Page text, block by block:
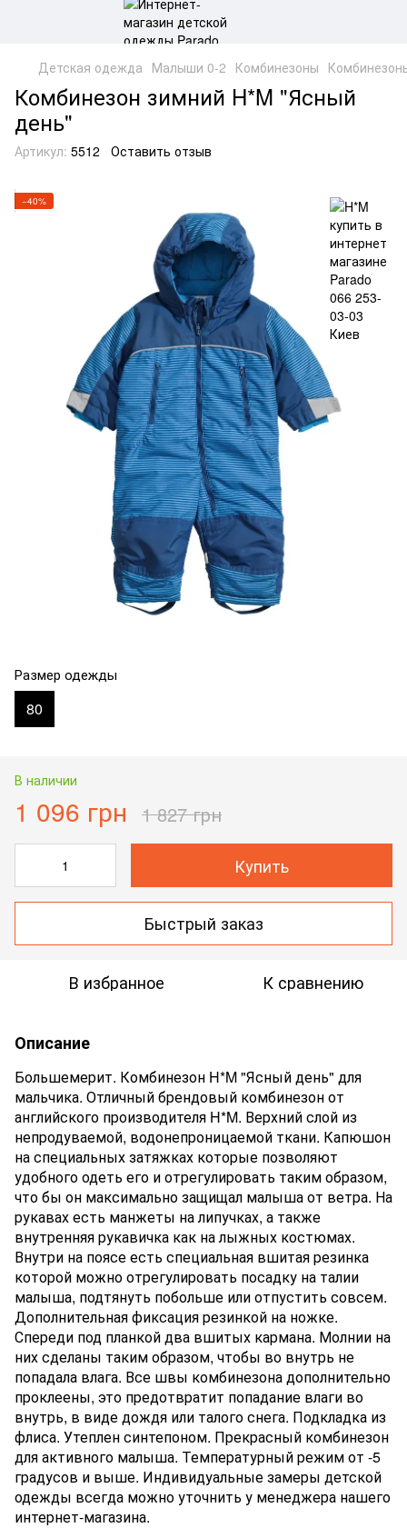
Детская одежда Малыши 0-2 Комбинезоны
Комбинезон зимний H*M "Ясный
день"
Артикул: 5512 Оставить отзыв
−40%
Размер одежды
80
В наличии
1 096 грн 1 827 грн
Купить
Быстрый заказ
В избранное К сравнению
Описание
Большемерит. Комбинезон H*M "Ясный день" для
мальчика. Отличный брендовый комбинезон от
английского производителя H*M. Верхний слой из
непродуваемой, водонепроницаемой ткани. Капюшон
на специальных затяжках которые позволяют
удобного одеть его и отрегулировать таким образом,
что бы он максимально защищал малыша от ветра. На
рукавах есть манжеты на липучках, а также
внутренняя рукавичка как на лыжных костюмах.
Внутри на поясе есть специальная вшитая резинка
которой можно отрегулировать посадку на талии
малыша, подтянуть побольше или отпустить совсем.
Дополнительная фиксация резинкой на ножке.
Спереди под планкой два вшитых кармана. Молнии на
них сделаны таким образом, чтобы во внутрь не
попадала влага. Все швы комбинезона дополнительно
проклеены, это предотвратит попадание влаги во
внутрь, в виде дождя или талого снега. Подкладка из
флиса. Утеплен синтепоном. Прекрасный комбинезон
для активного малыша. Температурный режим от -5
градусов и выше. Индивидуальные замеры детской
одежды всегда можно уточнить у менеджера нашего
интернет-магазина.